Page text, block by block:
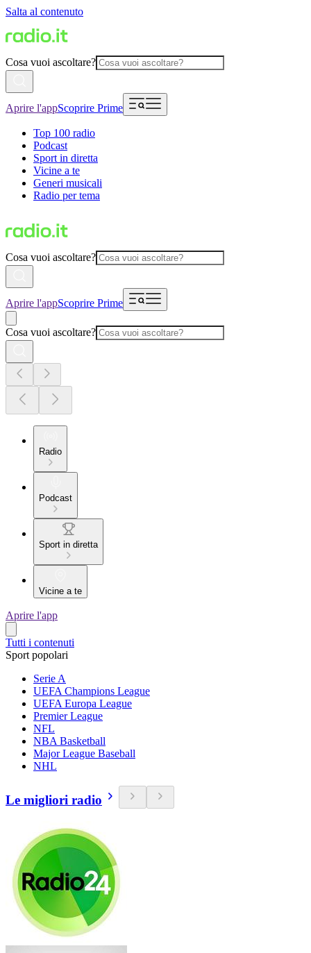
Salta al contenuto
Cosa vuoi ascoltare?
Aprire l'appScoprire Prime
Top 100 radio
Podcast
Sport in diretta
Vicine a te
Generi musicali
Radio per tema
Cosa vuoi ascoltare?
Aprire l'appScoprire Prime
Cosa vuoi ascoltare?
Radio
Podcast
Sport in diretta
Vicine a te
Aprire l'app
Tutti i contenuti
Sport popolari
Serie A
UEFA Champions League
UEFA Europa League
Premier League
NFL
NBA Basketball
Major League Baseball
NHL
Le migliori radio